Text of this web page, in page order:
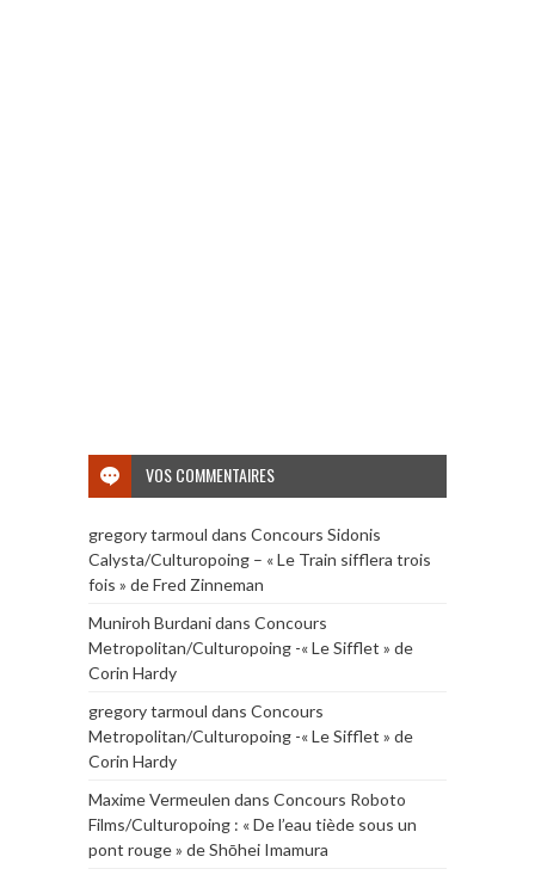
VOS COMMENTAIRES
gregory tarmoul dans Concours Sidonis
Calysta/Culturopoing – « Le Train sifflera trois
fois » de Fred Zinneman
Muniroh Burdanidans Concours
Metropolitan/Culturopoing -« Le Sifflet » de
Corin Hardy
gregory tarmoul dans Concours
Metropolitan/Culturopoing -« Le Sifflet » de
Corin Hardy
Maxime Vermeulen dans Concours Roboto
Films/Culturopoing : « De l’eau tiède sous un
pont rouge » de Shōhei Imamura